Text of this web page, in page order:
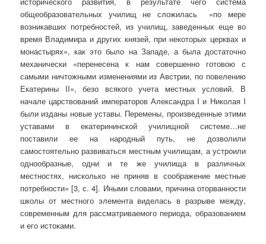
общеобразовательных училищ не сложилась «по мере
возникавших потребностей, из училищ, заведенных еще во
время Владимира и других князей, при некоторых церквах и
монастырях», как это было на Западе, а была достаточно
механически «перенесена к нам совершенно готовою с
самыми ничтожными изменениями из Австрии, по повелению
Екатерины II», безо всякого учета местных условий. В
начале царствований императоров Александра I и Николая I
были изданы новые уставы. Перемены, произведенные этими
уставами в екатерининской училищной системе…не
поставили ее на народный путь, не дозволили
самостоятельно развиваться местным училищам, а устроили
однообразные, одни и те же училища в различных
местностях, нисколько не приняв в соображение местные
потребности» [3, с. 4]. Иными словами, причина оторванности
школы от местного элемента виделась в разрыве между,
современным для рассматриваемого периода, образованием
и его истоками.